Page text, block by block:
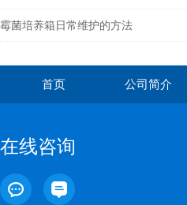
霉菌培养箱日常维护的方法
首页 公司简介
在线咨询